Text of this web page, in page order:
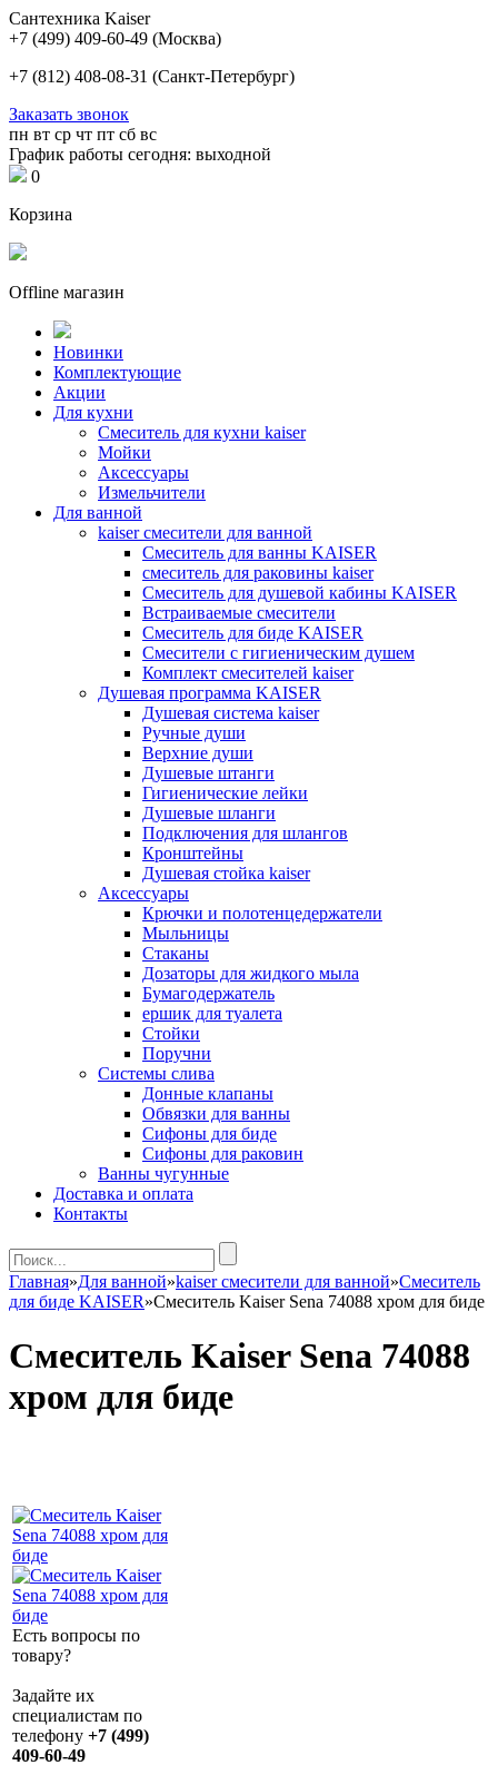
Сантехника Kaiser
+7 (499) 409-60-49 (Москва)
+7 (812) 408-08-31 (Санкт-Петербург)
Заказать звонок
пн вт ср чт пт сб вс
График работы сегодня: выходной
0
Корзина
Offline магазин
Новинки
Комплектующие
Акции
Для кухни
Cмеситель для кухни kaiser
Мойки
Аксессуары
Измельчители
Для ванной
kaiser смесители для ванной
Смеситель для ванны KAISER
смеситель для раковины kaiser
Смеситель для душевой кабины KAISER
Встраиваемые смесители
Смеситель для биде KAISER
Смесители с гигиеническим душем
Комплект смесителей kaiser
Душевая программа KAISER
Душевая система kaiser
Ручные души
Верхние души
Душевые штанги
Гигиенические лейки
Душевые шланги
Подключения для шлангов
Кронштейны
Душевая стойка kaiser
Аксессуары
Крючки и полотенцедержатели
Мыльницы
Стаканы
Дозаторы для жидкого мыла
Бумагодержатель
ершик для туалета
Стойки
Поручни
Системы слива
Донные клапаны
Обвязки для ванны
Сифоны для биде
Сифоны для раковин
Ванны чугунные
Доставка и оплата
Контакты
Главная»Для ванной»kaiser смесители для ванной»Смеситель
для биде KAISER»Смеситель Kaiser Sena 74088 хром для биде
Смеситель Kaiser Sena 74088
хром для биде
Есть вопросы по
товару?
Задайте их
специалистам по
телефону +7 (499)
409-60-49